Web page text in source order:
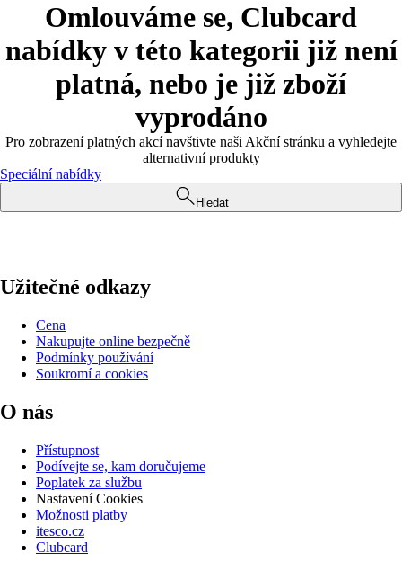
Omlouváme se, Clubcard
nabídky v této kategorii již není
platná, nebo je již zboží
vyprodáno
Pro zobrazení platných akcí navštivte naši Akční stránku a vyhledejte
alternativní produkty
Speciální nabídky
Hledat
Užitečné odkazy
Cena
Nakupujte online bezpečně
Podmínky používání
Soukromí a cookies
O nás
Přístupnost
Podívejte se, kam doručujeme
Poplatek za službu
Nastavení Cookies
Možnosti platby
itesco.cz
Clubcard